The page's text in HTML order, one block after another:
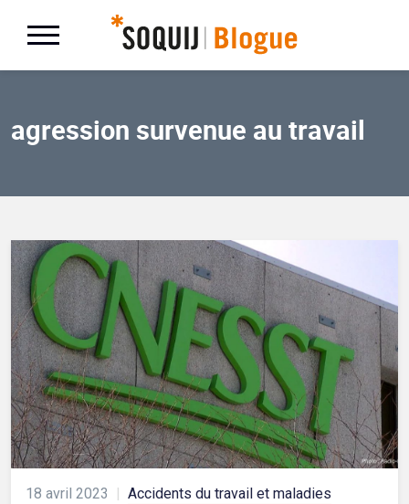
agression survenue au travail
18 avril 2023
Accidents du travail et maladies